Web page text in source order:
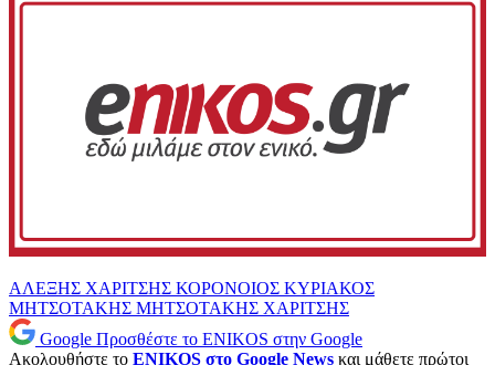
ΑΛΕΞΗΣ ΧΑΡΙΤΣΗΣ ΚΟΡΟΝΟΙΟΣ ΚΥΡΙΑΚΟΣ
ΜΗΤΣΟΤΑΚΗΣ ΜΗΤΣΟΤΑΚΗΣ ΧΑΡΙΤΣΗΣ
Google Προσθέστε το ENIKOS στην Google
Ακολουθήστε το ENIKOS στο Google News και μάθετε πρώτοι